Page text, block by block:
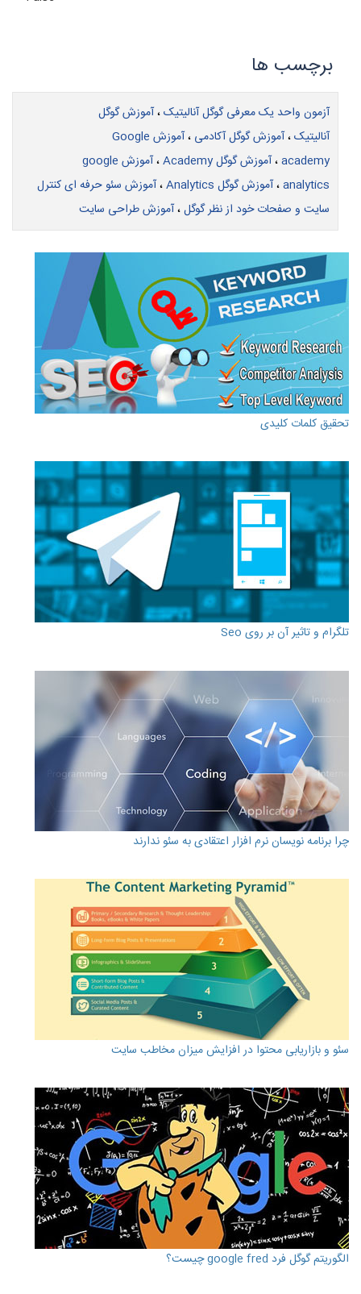
آزمون واحد یک معرفی گوگل آنالیتیک،آموزش گوگل
آنالیتیک،آموزش گوگل آکادمی ،
آموزش Google
academy،آموزش گوگل Academy ،
آموزش google
analytics،آموزش گوگل Analytics ،آموزش سئو حرفه ای کنترل
سایت و صفحات خود از نظر گوگل،آموزش طراحی سایت
تحقیق کلمات کلیدی
تلگرام و تاثیر آن بر روی Seo
چرا برنامه نویسان نرم افزار اعتقادی به سئو ندارند
سئو و بازاریابی محتوا در افزایش میزان مخاطب سایت
الگوریتم گوگل فرد google fred چیست؟